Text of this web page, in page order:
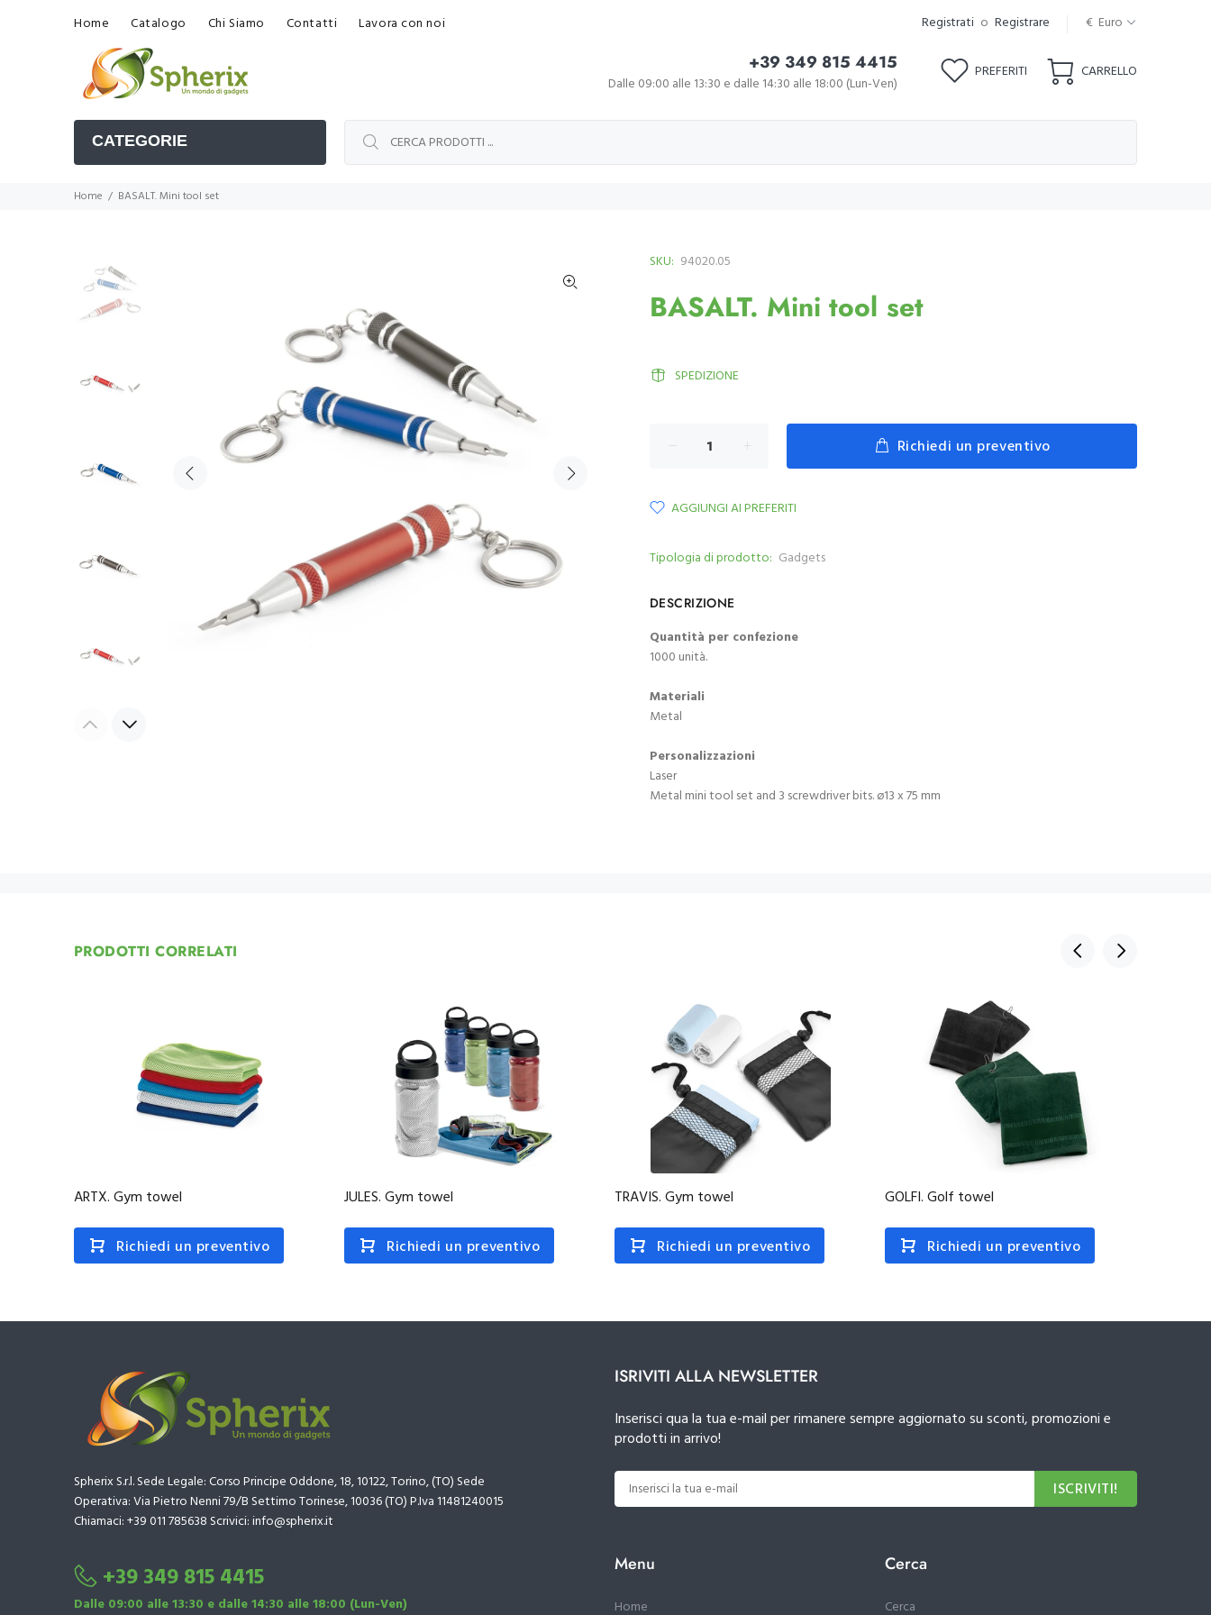
Home Catalogo Chi Siamo Contatti Lavora con noi Registrati o Registrare € Euro
+39 349 815 4415
Dalle 09:00 alle 13:30 e dalle 14:30 alle 18:00 (Lun-Ven)
PREFERITI CARRELLO
CATEGORIE
Home BASALT. Mini tool set
SKU: 94020.05
BASALT. Mini tool set
SPEDIZIONE
Richiedi un preventivo
AGGIUNGI AI PREFERITI
Tipologia di prodotto: Gadgets
DESCRIZIONE
Quantità per confezione
1000 unità.
Materiali
Metal
Personalizzazioni
Laser
Metal mini tool set and 3 screwdriver bits. ø13 x 75 mm
PRODOTTI CORRELATI
ARTX. Gym towel
Richiedi un preventivo
JULES. Gym towel
Richiedi un preventivo
TRAVIS. Gym towel
Richiedi un preventivo
GOLFI. Golf towel
Richiedi un preventivo
Spherix S.r.l. Sede Legale: Corso Principe Oddone, 18, 10122, Torino, (TO) Sede
Operativa: Via Pietro Nenni 79/B Settimo Torinese, 10036 (TO) P.Iva 11481240015
Chiamaci: +39 011 785638 Scrivici: info@spherix.it
+39 349 815 4415
Dalle 09:00 alle 13:30 e dalle 14:30 alle 18:00 (Lun-Ven)
ISRIVITI ALLA NEWSLETTER
Inserisci qua la tua e-mail per rimanere sempre aggiornato su sconti, promozioni e
prodotti in arrivo!
ISCRIVITI!
Menu
Home
Cerca
Cerca